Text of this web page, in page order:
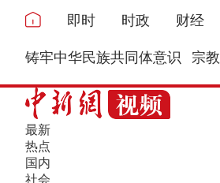
即时 时政 财经
铸牢中华民族共同体意识 宗教
最新
热点
国内
社会